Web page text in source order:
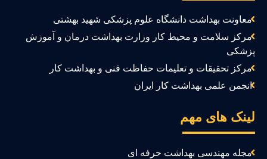
معاونت بهداشت دانشگاه علوم پزشکی شهید بهشتی
مرکز سلامت و محیط کار وزارت بهداشت درمان و آموزش
مرکز تحقیقات و تعلیمات حفاظت فنی و بهداشت کار
انجمن علمی بهداشت کار ایران
های مهم
مجله مهندسی بهداشت حرفه ای